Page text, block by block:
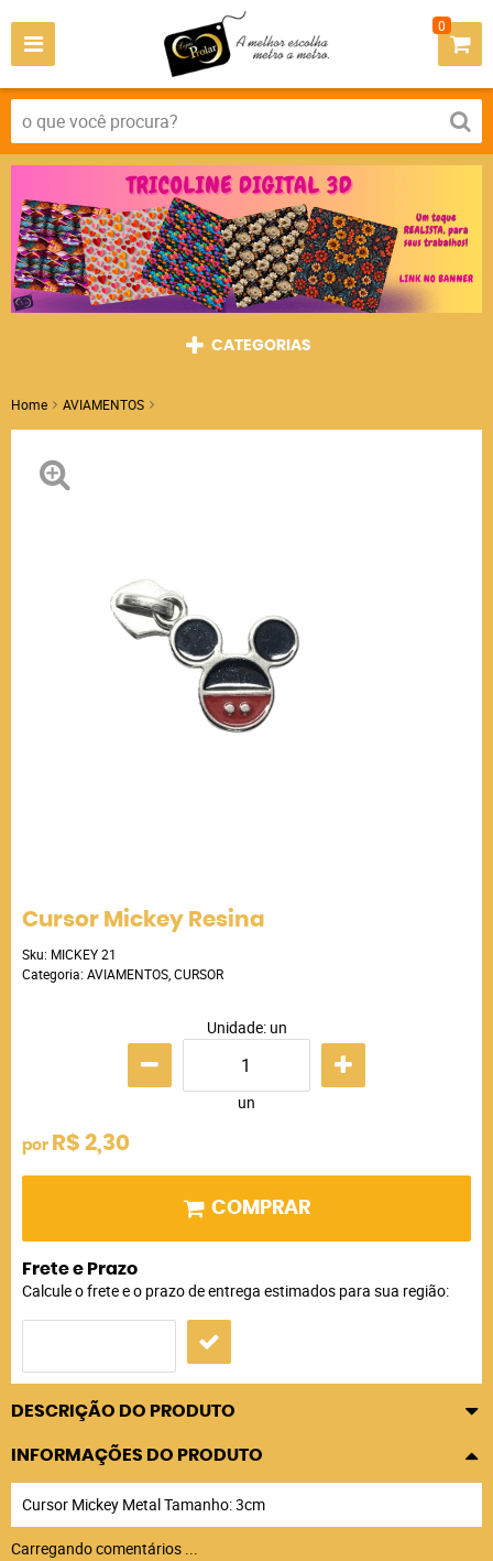
0
CATEGORIAS
Home AVIAMENTOS
Cursor Mickey Resina
Sku: MICKEY 21
Categoria: AVIAMENTOS CURSOR
Unidade: un
un
por R$ 2,30
COMPRAR
Frete e Prazo
Calcule o frete e o prazo de entrega estimados para sua região:
DESCRIÇÃO DO PRODUTO
INFORMAÇÕES DO PRODUTO
Cursor Mickey Metal Tamanho: 3cm
Carregando comentários ...